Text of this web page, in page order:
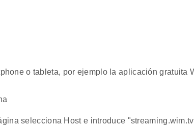
o tableta, por ejemplo la aplicación gratuita
selecciona Host e introduce